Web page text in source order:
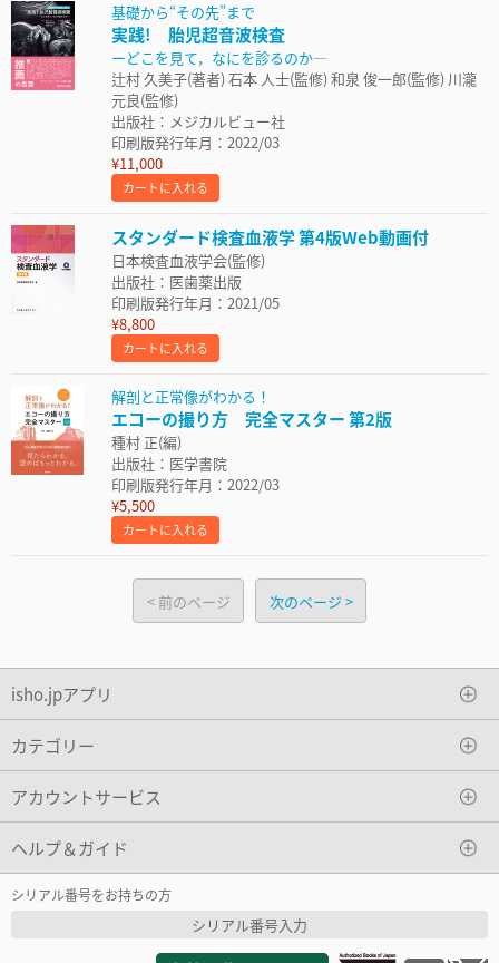
基礎から“その先”まで
実践! 胎児超音波検査
ーどこを見て，なにを診るのか—
辻村 久美子(著者) 石本 人士(監修) 和泉 俊一郎(監修) 川瀧
元良(監修)
出版社：メジカルビュー社
印刷版発行年月：2022/03
¥11,000
カートに入れる
スタンダード検査血液学 第4版Web動画付
日本検査血液学会(監修)
出版社：医歯薬出版
印刷版発行年月：2021/05
¥8,800
カートに入れる
解剖と正常像がわかる！
エコーの撮り方 完全マスター 第2版
種村 正(編)
出版社：医学書院
印刷版発行年月：2022/03
¥5,500
カートに入れる
前のページ 次のページ
isho.jpアプリ
カテゴリー
アカウントサービス
ヘルプ＆ガイド
シリアル番号をお持ちの方
シリアル番号入力